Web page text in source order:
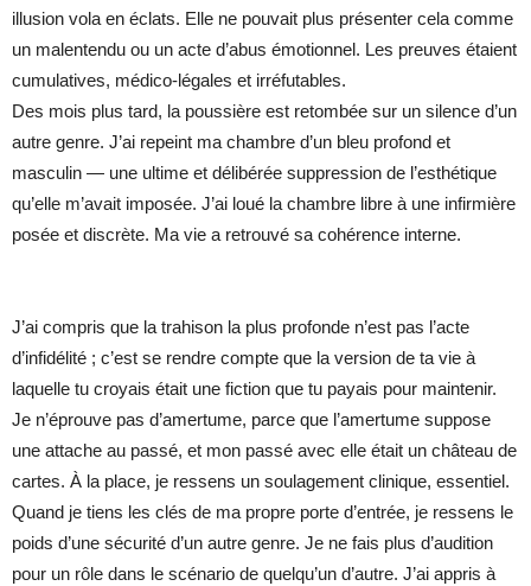
illusion vola en éclats. Elle ne pouvait plus présenter cela comme
un malentendu ou un acte d’abus émotionnel. Les preuves étaient
cumulatives, médico-légales et irréfutables.
Des mois plus tard, la poussière est retombée sur un silence d’un
autre genre. J’ai repeint ma chambre d’un bleu profond et
masculin — une ultime et délibérée suppression de l’esthétique
qu’elle m’avait imposée. J’ai loué la chambre libre à une infirmière
posée et discrète. Ma vie a retrouvé sa cohérence interne.
J’ai compris que la trahison la plus profonde n’est pas l’acte
d’infidélité ; c’est se rendre compte que la version de ta vie à
laquelle tu croyais était une fiction que tu payais pour maintenir.
Je n’éprouve pas d’amertume, parce que l’amertume suppose
une attache au passé, et mon passé avec elle était un château de
cartes. À la place, je ressens un soulagement clinique, essentiel.
Quand je tiens les clés de ma propre porte d’entrée, je ressens le
poids d’une sécurité d’un autre genre. Je ne fais plus d’audition
pour un rôle dans le scénario de quelqu’un d’autre. J’ai appris à